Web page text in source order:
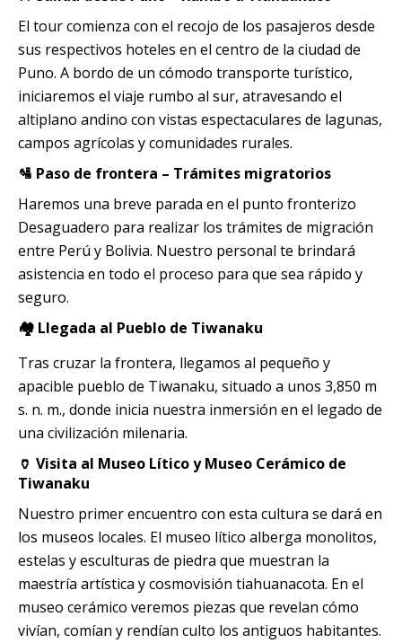
El tour comienza con el recojo de los pasajeros desde
sus respectivos hoteles en el centro de la ciudad de
Puno. A bordo de un cómodo transporte turístico,
iniciaremos el viaje rumbo al sur, atravesando el
altiplano andino con vistas espectaculares de lagunas,
campos agrícolas y comunidades rurales.
🛂 Paso de frontera – Trámites migratorios
Haremos una breve parada en el punto fronterizo
Desaguadero para realizar los trámites de migración
entre Perú y Bolivia. Nuestro personal te brindará
asistencia en todo el proceso para que sea rápido y
seguro.
🏘️ Llegada al Pueblo de Tiwanaku
Tras cruzar la frontera, llegamos al pequeño y
apacible pueblo de Tiwanaku, situado a unos 3,850 m
s. n. m., donde inicia nuestra inmersión en el legado de
una civilización milenaria.
🏺 Visita al Museo Lítico y Museo Cerámico de
Tiwanaku
Nuestro primer encuentro con esta cultura se dará en
los museos locales. El museo lítico alberga monolitos,
estelas y esculturas de piedra que muestran la
maestría artística y cosmovisión tiahuanacota. En el
museo cerámico veremos piezas que revelan cómo
vivían, comían y rendían culto los antiguos habitantes.